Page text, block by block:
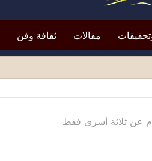
مقالات ثقافة وفن
عن ثلاثة أسرى فقط